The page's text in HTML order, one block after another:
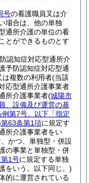
号の看護職員又は介
場合は、他の単独
通所介護の単位の看
とができるものとす
認知症対応型通所介
予防認知症対応型通
は複数の利用者(当該
応型通所介護事業者
所介護事業者(城陽市
、設備及び運営の基
第7号。以下「指定
第63条第1項に規定す
所介護事業者をい
かつ、単独型・併設
の事業と単独型・併
1号に規定する単独
をいう。以下同じ。)
的に運営されている